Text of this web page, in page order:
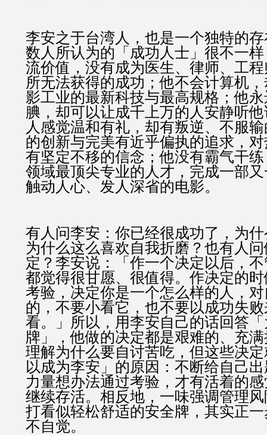
李安之于台湾人，也是一个独特的
数人所认为的「成功人士」很不一
流价值，没有成为医生、律师、工
所无法获得的成功；他不会计算机
影工业的最新科技与最高规格；他
腆，却可以让成千上万的人安静听
人感觉温和有礼，却有叛逆、不服
的创新与完美有近乎偏执的追求，
有坚定不移的信念；他没有霸气干
领域最顶尖专业的人才，完成一部
触动人心、发人深省的电影。
有人问李安：你已经很成功了，为
为什么这么喜欢自我折磨？也有人
定？李安说：「作一个决定以后，
都觉得很甘愿、很值得。作决定的
考验，决定你是一个怎么样的人，
的，不要小看它，也不要以成功失
看。」所以，用李安自己的话回答
牌」，他做的决定都是艰难的、充
理解为什么要自讨苦吃，但这些决
以成为李安」的原因：不断给自己
力量想办法通过考验，才有活着的
继续存活。相反地，一味强调管理
打看似轻松舒适的安全牌，其实正
不自觉。